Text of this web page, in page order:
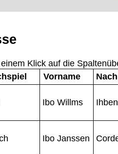
Klick auf die
Vorname
Ibo Willms Ihben
Ibo Janssen